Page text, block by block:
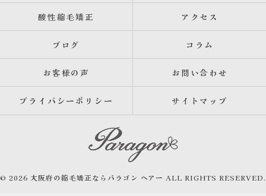
酸性縮毛矯正 アクセス
ブログ コラム
お客様の声 お問い合わせ
プライバシーポリシー サイトマップ
© 2026 大阪府の縮毛矯正ならパラゴン ヘアー ALL RIGHTS RESERVED.